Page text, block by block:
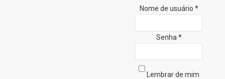
Nome de usuário *
Senha *
Lembrar de mim